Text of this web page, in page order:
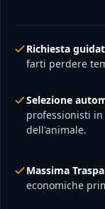
Richiesta
farti perdere
Selezione
professionisti in
dell'animale.
Massima
economiche